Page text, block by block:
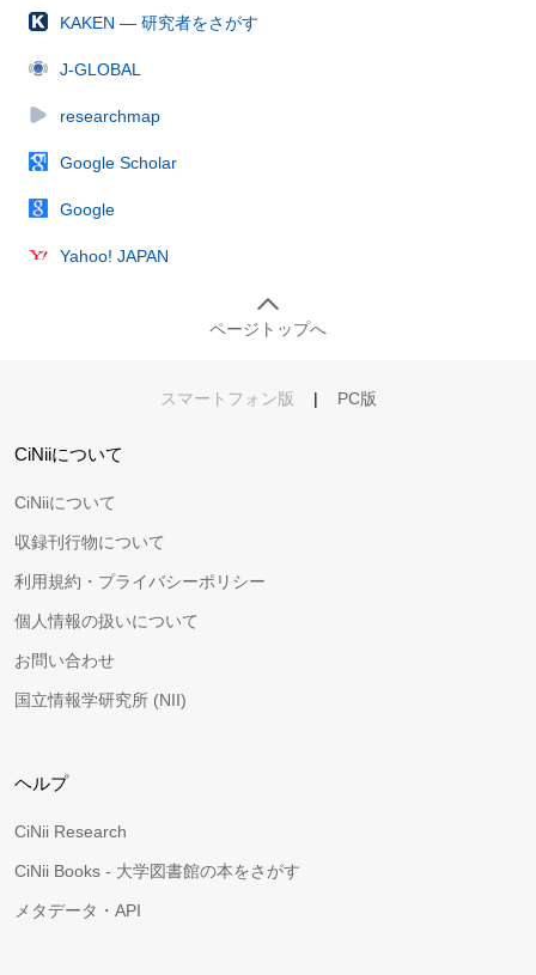
KAKEN — 研究者をさがす
J-GLOBAL
researchmap
Google Scholar
Google
Yahoo! JAPAN
ページトップへ
スマートフォン版 | PC版
CiNiiについて
CiNiiについて
収録刊行物について
利用規約・プライバシーポリシー
個人情報の扱いについて
お問い合わせ
国立情報学研究所 (NII)
ヘルプ
CiNii Research
CiNii Books - 大学図書館の本をさがす
メタデータ・API